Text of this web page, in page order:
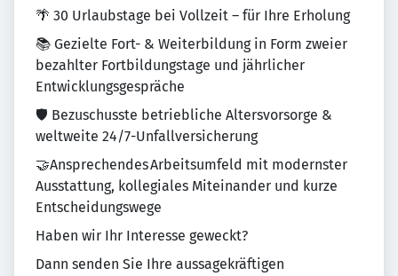
🌴 30 Urlaubstage bei Vollzeit – für Ihre Erholung
📚 Gezielte Fort- & Weiterbildung in Form zweier
bezahlter Fortbildungstage und jährlicher
Entwicklungsgespräche
🛡️ Bezuschusste betriebliche Altersvorsorge &
weltweite 24/7-Unfallversicherung
🤝Ansprechendes Arbeitsumfeld mit modernster
Ausstattung, kollegiales Miteinander und kurze
Entscheidungswege
Haben wir Ihr Interesse geweckt?
Dann senden Sie Ihre aussagekräftigen